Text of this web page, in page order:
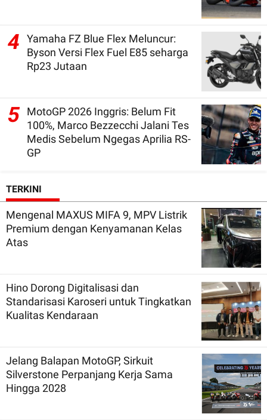
4
Yamaha FZ Blue Flex Meluncur:
Byson Versi Flex Fuel E85 seharga
Rp23 Jutaan
5 MotoGP 2026 Inggris: Belum Fit
100%, Marco Bezzecchi Jalani Tes
Medis Sebelum Ngegas Aprilia RS-
GP
TERKINI
Mengenal MAXUS MIFA 9, MPV Listrik
Premium dengan Kenyamanan Kelas
Atas
Hino Dorong Digitalisasi dan
Standarisasi Karoseri untuk Tingkatkan
Kualitas Kendaraan
Jelang Balapan MotoGP, Sirkuit
Silverstone Perpanjang Kerja Sama
Hingga 2028